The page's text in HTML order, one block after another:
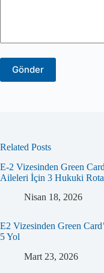
Related Posts
E-2 Vizesinden Green
Aileleri İçin 3 Hukuki Rota
Nisan 18, 2026
E2 Vizesinden Green
5 Yol
Mart 23, 2026